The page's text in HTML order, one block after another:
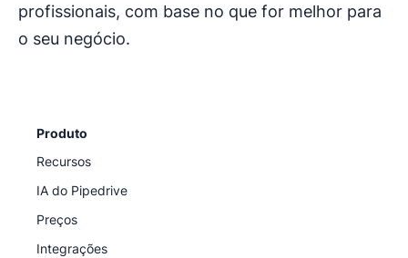
profissionais, com base no que for melhor para
o seu negócio.
Produto
Recursos
IA do Pipedrive
Preços
Integrações